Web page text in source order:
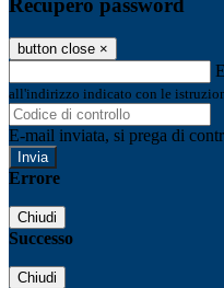
button close ×
all'indirizzo indicato con le
E-mail inviata, si prega di
Errore
Chiudi
Successo
Chiudi